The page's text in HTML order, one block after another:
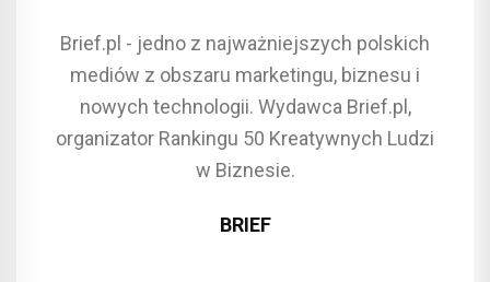
Brief.pl - jedno z najważniejszych polskich
mediów z obszaru marketingu, biznesu i
nowych technologii. Wydawca Brief.pl,
organizator Rankingu 50 Kreatywnych Ludzi
w Biznesie.
BRIEF